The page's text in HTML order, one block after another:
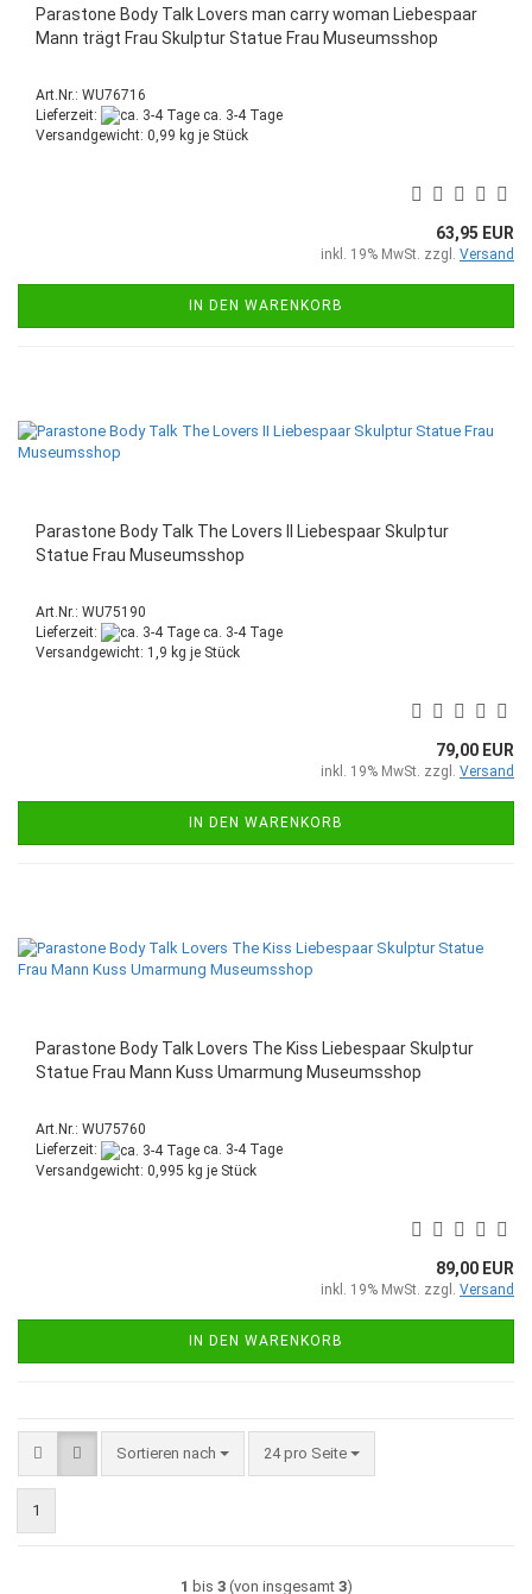
Parastone Body Talk Lovers man carry woman Liebespaar
Mann trägt Frau Skulptur Statue Frau Museumsshop
Art.Nr.: WU76716
Lieferzeit:
ca. 3-4 Tage
Versandgewicht: 0,99 kg je Stück
63,95 EUR
inkl. 19% MwSt. zzgl. Versand
IN DEN WARENKORB
Parastone Body Talk The Lovers II Liebespaar Skulptur
Statue Frau Museumsshop
Art.Nr.: WU75190
Lieferzeit:
ca. 3-4 Tage
Versandgewicht: 1,9 kg je Stück
79,00 EUR
inkl. 19% MwSt. zzgl. Versand
IN DEN WARENKORB
Parastone Body Talk Lovers The Kiss Liebespaar Skulptur
Statue Frau Mann Kuss Umarmung Museumsshop
Art.Nr.: WU75760
Lieferzeit:
ca. 3-4 Tage
Versandgewicht: 0,995 kg je Stück
89,00 EUR
inkl. 19% MwSt. zzgl. Versand
IN DEN WARENKORB
Sortieren nach
Sortieren nach 24 pro Seite
pro Seite
1
1 bis 3(von insgesamt 3)